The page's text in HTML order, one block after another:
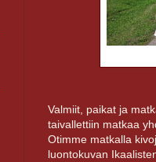
Valmiit, paikat ja
taivallettiin matkaa
Otimme matkalla
luontokuvan